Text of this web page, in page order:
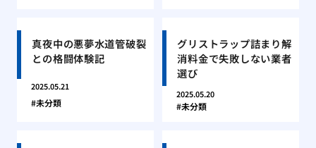
真夜中の悪夢水道管破裂
との格闘体験記
2025.05.21
未分類
グリストラップ詰まり解
消料金で失敗しない業者
選び
2025.05.20
未分類